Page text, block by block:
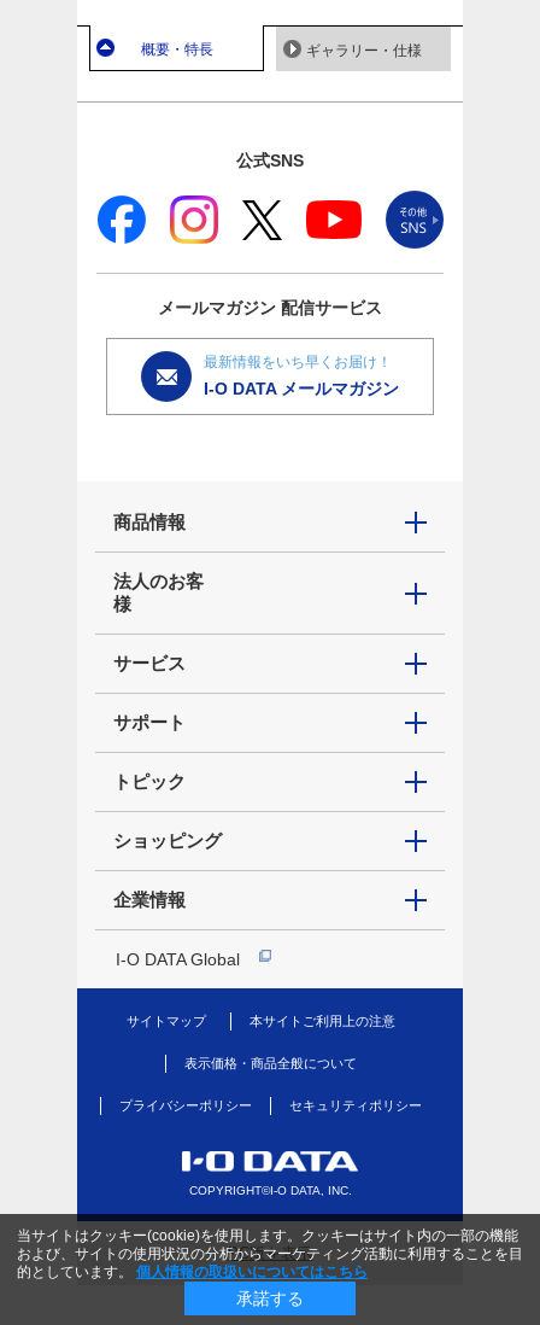
概要・特長 ギャラリー・仕様
公式SNS
メールマガジン 配信サービス
最新情報をいち早くお届け！
I-O DATA メールマガジン
商品情報
法人のお客
様
サービス
サポート
トピック
ショッピング
企業情報
I-O DATA Global
サイトマップ 本サイトご利用上の注意
表示価格・商品全般について
プライバシーポリシー セキュリティポリシー
COPYRIGHT©I-O DATA, INC.
当サイトはクッキー(cookie)を使用します。クッキーはサイト内の一部の機能
および、サイトの使用状況の分析からマーケティング活動に利用することを目
的としています。
個人情報の取扱いについてはこちら
承諾する
PC版を表示